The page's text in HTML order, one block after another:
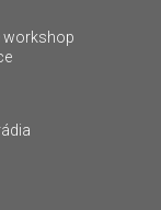
workshop